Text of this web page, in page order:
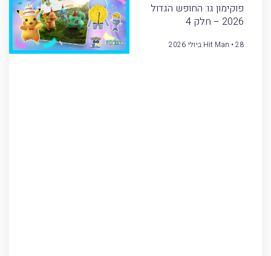
פוקימון גו: החופש הגדול
2026 – חלק 4
Hit Man 28 ביולי 2026